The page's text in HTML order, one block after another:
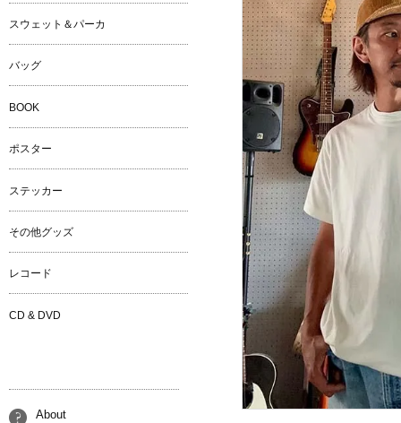
スウェット＆パーカ
バッグ
BOOK
ポスター
ステッカー
その他グッズ
レコード
CD & DVD
About